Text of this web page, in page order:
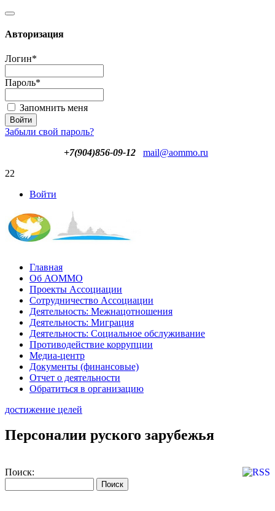
Авторизация
Логин*
Пароль*
Запомнить меня
Забыли свой пароль?
+7(904)856-09-12
mail@aommo.ru
22
Войти
Главная
Об АОММО
Проекты Ассоциации
Сотрудничество Ассоциации
Деятельность: Межнацотношения
Деятельность: Миграция
Деятельность: Социальное обслуживание
Противодействие коррупции
Медиа-центр
Документы (финансовые)
Отчет о деятельности
Обратиться в организацию
достижение целей
Персоналии руского зарубежья
Поиск: